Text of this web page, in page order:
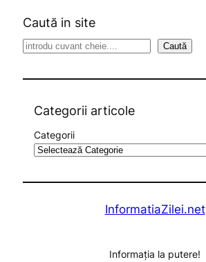
Caută in site
S
Caută
Categorii articole
Categorii
InformatiaZilei.net
Informația la putere!